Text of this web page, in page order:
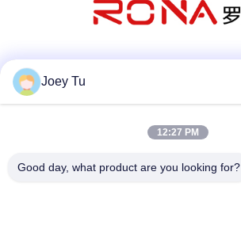
টেলিফোন
Joey Tu
12:27 PM
Good day, what product are you looking for?